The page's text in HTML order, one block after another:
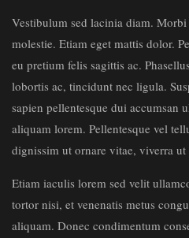
Vestibulum sed lacinia diam.
molestie. Etiam eget mattis dolor.
eu pretium felis sagittis ac.
lobortis ac, tincidunt nec ligula.
sapien pellentesque dui accumsan
aliquam lorem. Pellentesque vel
dignissim ut ornare vitae, viverra
Etiam iaculis lorem sed velit
tortor nisi, et venenatis metus
aliquam. Donec condimentum